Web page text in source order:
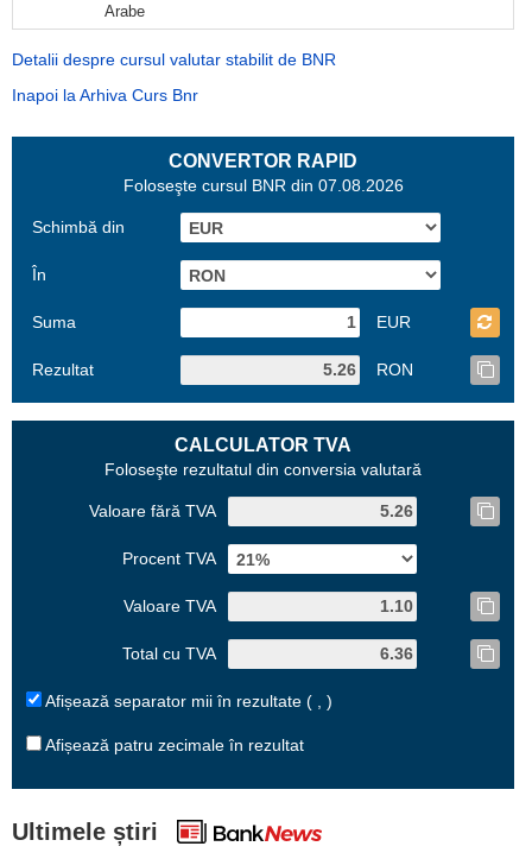
Arabe
Detalii despre cursul valutar stabilit de BNR
Inapoi la Arhiva Curs Bnr
CONVERTOR RAPID
Foloseşte cursul BNR din 07.08.2026
Schimbă din
În
Suma EUR
Rezultat RON
CALCULATOR TVA
Foloseşte rezultatul din conversia valutară
Valoare fără TVA
Procent TVA
Valoare TVA
Total cu TVA
Afișează separator mii în rezultate ( , )
Afișează patru zecimale în rezultat
Ultimele știri